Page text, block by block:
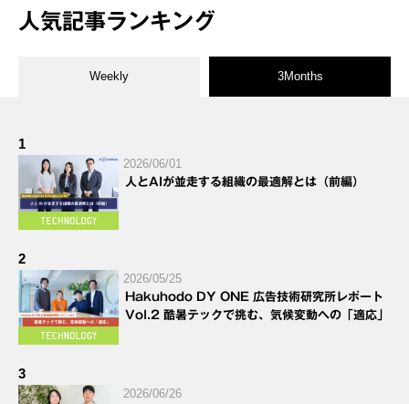
人気記事ランキング
Weekly 3Months
1
2026/06/01
人とAIが並走する組織の最適解とは（前編）
2
2026/05/25
Hakuhodo DY ONE 広告技術研究所レポート
Vol.2 酷暑テックで挑む、気候変動への「適応」
3
2026/06/26